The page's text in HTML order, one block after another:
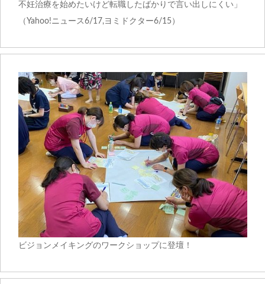
不妊治療を始めたいけど転職したばかりで言い出しにくい」
（Yahoo!ニュース6/17,ヨミドクター6/15）
ビジョンメイキングのワークショップに登壇！